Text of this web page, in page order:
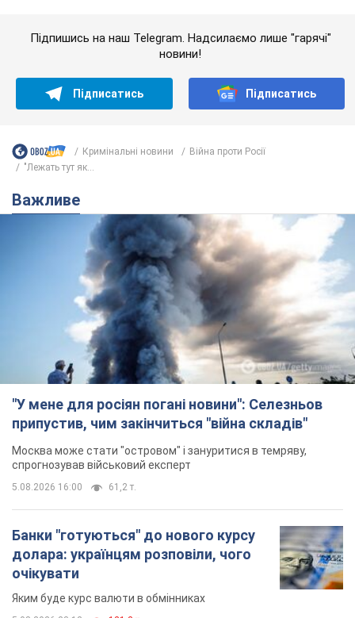
Важливе
"У мене для росіян погані новини": Селезньов
припустив, чим закінчиться "війна складів"
Москва може стати "островом" і зануритися в темряву,
спрогнозував військовий експерт
5.08.2026 16:00 61,2 т.
Банки "готуються" до нового курсу
долара: українцям розповіли, чого
очікувати
5.08.2026 23:12 121,2 т.
"Джипінг руйнує екосистеми, які
формувалися сотні років": у
Greenpeace забили на сполох
У високогір'ї розташовані альпійські та
комплекси, які формувалися протягом сотень років